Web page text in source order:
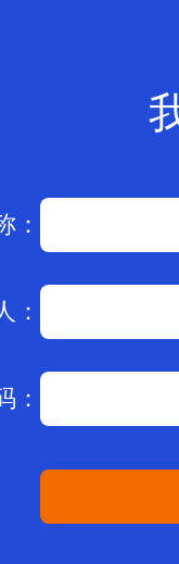
：
：
：